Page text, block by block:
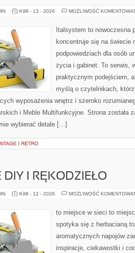
KWI - 13 - 2026 MOŻLIWOŚĆ
Italsystem to nowoczesna
koncentruje się na świecie
podpowiedziach dla osób
życia i gabinet. To serwis,
praktycznym podejściem,
myślą o czytelnikach,
wyposażenia wnętrz i szeroko
i Meble Multifunkcyjne. Strona została
wybierać detale […]
I RETRO
DIY I RĘKODZIEŁO
KWI - 12 - 2026 MOŻLIWOŚĆ
to miejsce w sieci to
spotyka się z herbacianą
aromatycznych napojów
inspiracje, ciekawostki i